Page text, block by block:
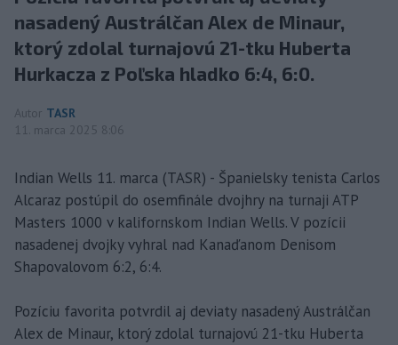
nasadený Austrálčan Alex de Minaur,
ktorý zdolal turnajovú 21-tku Huberta
Hurkacza z Poľska hladko 6:4, 6:0.
Autor TASR
11. marca 2025 8:06
Indian Wells 11. marca (TASR) - Španielsky tenista Carlos
Alcaraz postúpil do osemfinále dvojhry na turnaji ATP
Masters 1000 v kalifornskom Indian Wells. V pozícii
nasadenej dvojky vyhral nad Kanaďanom Denisom
Shapovalovom 6:2, 6:4.
Pozíciu favorita potvrdil aj deviaty nasadený Austrálčan
Alex de Minaur, ktorý zdolal turnajovú 21-tku Huberta